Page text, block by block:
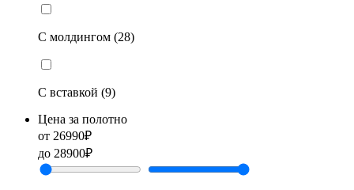
С молдингом (28)
С вставкой (9)
Цена за полотно
от 26990₽
до 28900₽